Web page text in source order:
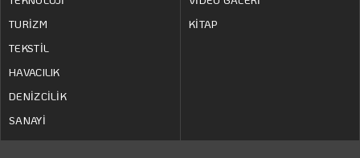
TURİZM
TEKSTİL
HAVACILIK
DENİZCİLİK
SANAYİ
KİTAP